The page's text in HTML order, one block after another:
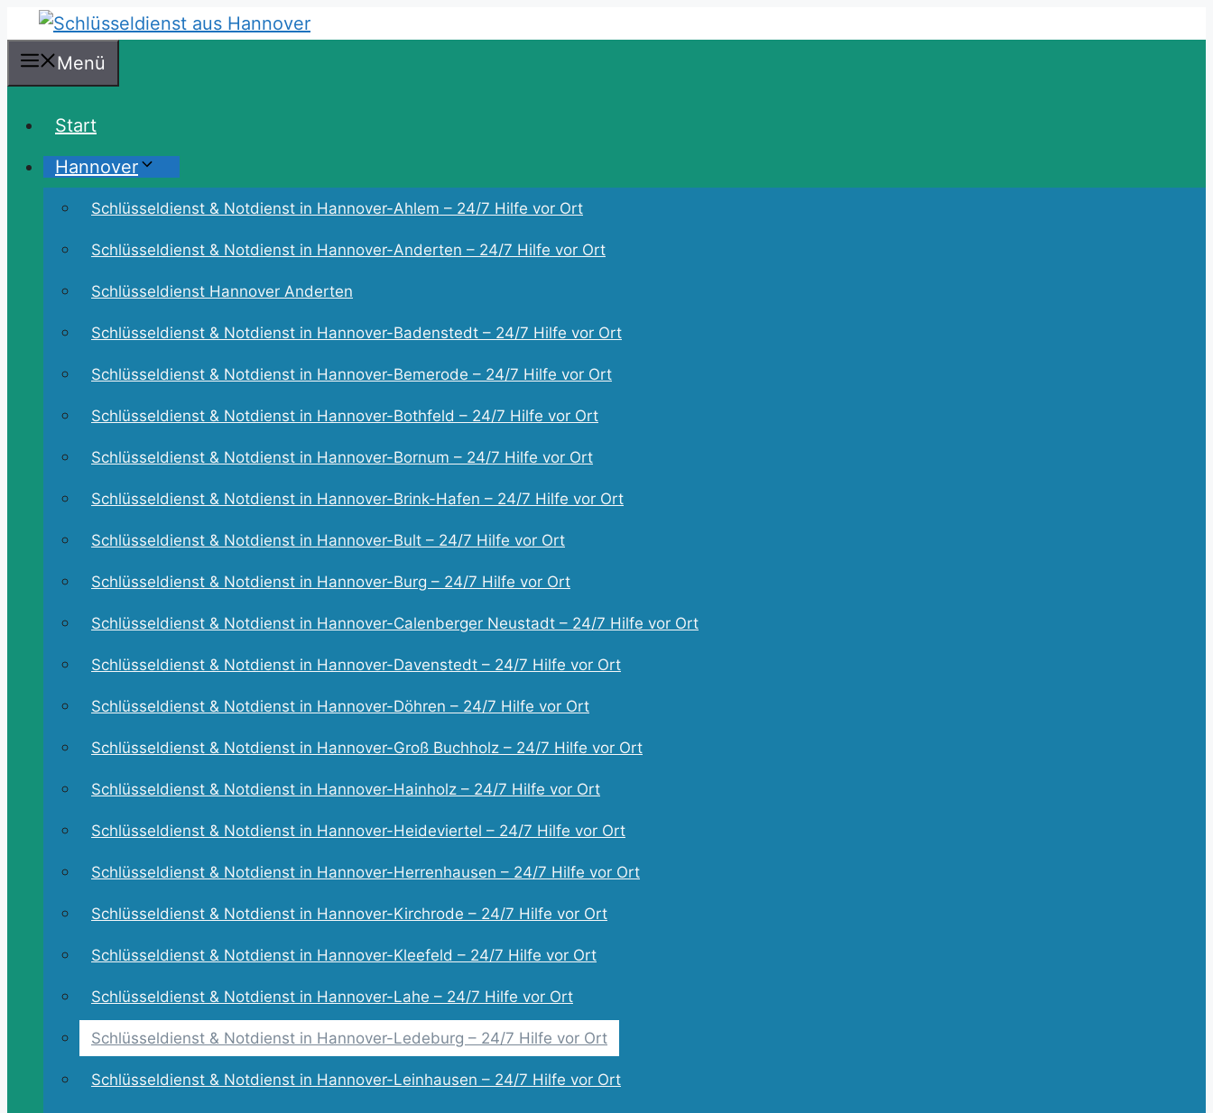
Zum
Inhalt
springenMenü
Start
Hannover
Schlüsseldienst & Notdienst in Hannover-Ahlem – 24/7 Hilfe vor Ort
Schlüsseldienst & Notdienst in Hannover-Anderten – 24/7 Hilfe vor Ort
Schlüsseldienst Hannover Anderten
Schlüsseldienst & Notdienst in Hannover-Badenstedt – 24/7 Hilfe vor Ort
Schlüsseldienst & Notdienst in Hannover-Bemerode – 24/7 Hilfe vor Ort
Schlüsseldienst & Notdienst in Hannover-Bothfeld – 24/7 Hilfe vor Ort
Schlüsseldienst & Notdienst in Hannover-Bornum – 24/7 Hilfe vor Ort
Schlüsseldienst & Notdienst in Hannover-Brink-Hafen – 24/7 Hilfe vor Ort
Schlüsseldienst & Notdienst in Hannover-Bult – 24/7 Hilfe vor Ort
Schlüsseldienst & Notdienst in Hannover-Burg – 24/7 Hilfe vor Ort
Schlüsseldienst & Notdienst in Hannover-Calenberger Neustadt – 24/7 Hilfe vor Ort
Schlüsseldienst & Notdienst in Hannover-Davenstedt – 24/7 Hilfe vor Ort
Schlüsseldienst & Notdienst in Hannover-Döhren – 24/7 Hilfe vor Ort
Schlüsseldienst & Notdienst in Hannover-Groß Buchholz – 24/7 Hilfe vor Ort
Schlüsseldienst & Notdienst in Hannover-Hainholz – 24/7 Hilfe vor Ort
Schlüsseldienst & Notdienst in Hannover-Heideviertel – 24/7 Hilfe vor Ort
Schlüsseldienst & Notdienst in Hannover-Herrenhausen – 24/7 Hilfe vor Ort
Schlüsseldienst & Notdienst in Hannover-Kirchrode – 24/7 Hilfe vor Ort
Schlüsseldienst & Notdienst in Hannover-Kleefeld – 24/7 Hilfe vor Ort
Schlüsseldienst & Notdienst in Hannover-Lahe – 24/7 Hilfe vor Ort
Schlüsseldienst & Notdienst in Hannover-Ledeburg – 24/7 Hilfe vor Ort
Schlüsseldienst & Notdienst in Hannover-Leinhausen – 24/7 Hilfe vor Ort